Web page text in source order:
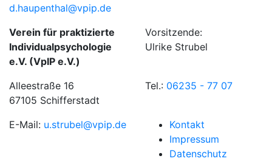
d.haupenthal@vpip.de
Verein für praktizierte
Individualpsychologie
e.V. (VpIP e.V.)
Vorsitzende:
Ulrike Strubel
Alleestraße 16
67105 Schifferstadt
Tel.: 06235 - 77 07
E-Mail: u.strubel@vpip.de
Kontakt
Impressum
Datenschutz